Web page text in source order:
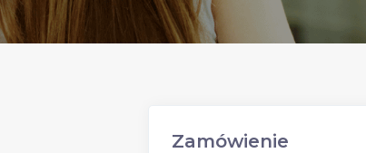
Zamówienie